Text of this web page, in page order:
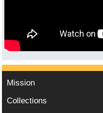
Mission
Collections